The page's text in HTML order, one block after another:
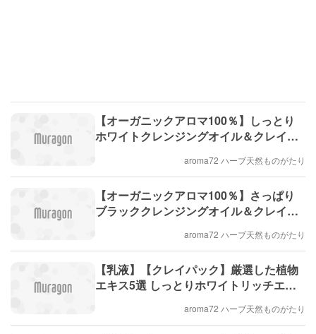
【オーガニックアロマ100％】しっとり
ホワイトクレンジングオイル＆クレイパ
aroma72 ハーブ天然ものがたり
【オーガニックアロマ100％】さっぱり
ブラッククレンジングオイル＆クレイパ
aroma72 ハーブ天然ものがたり
【乳液】【クレイパック】厳選した植物
エキス5選 しっとりホワイトリッチエマ
aroma72 ハーブ天然ものがたり